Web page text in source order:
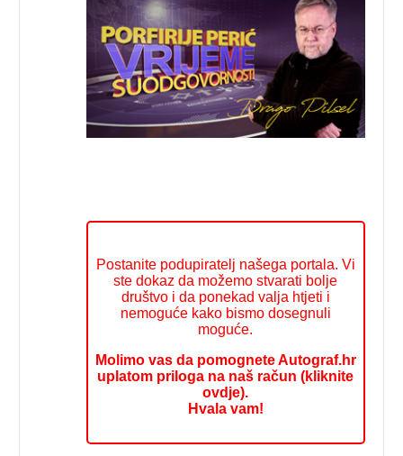
Postanite podupiratelj našega portala. Vi
ste dokaz da možemo stvarati bolje
društvo i da ponekad valja htjeti i
nemoguće kako bismo dosegnuli
moguće.
Molimo vas da pomognete Autograf.hr
uplatom priloga na naš račun (kliknite
ovdje).
Hvala vam!